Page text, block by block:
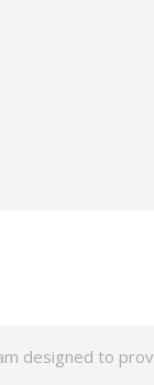
designed to